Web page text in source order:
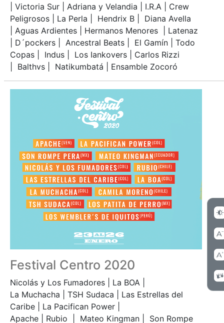
| Victoria Sur | Adriana y Velandia | I.R.A | Crew
Peligrosos | La Perla | Hendrix B | Diana Avella
| Aguas Ardientes | Hermanos Menores | Latenaz
| D´pockers | Ancestral Beats | El Gamín | Todo
Copas | Indus | Los Iankovers | Carlos Rizzi
| Balthvs | Natikumbatá | Ensamble Zocoró
Festival Centro 2020
Nicolás y Los Fumadores | La BOA |
La Muchacha | TSH Sudaca | Las Estrellas del
Caribe | La Pacifican Power |
Apache | Rubio | Mateo Kingman | Son Rompe